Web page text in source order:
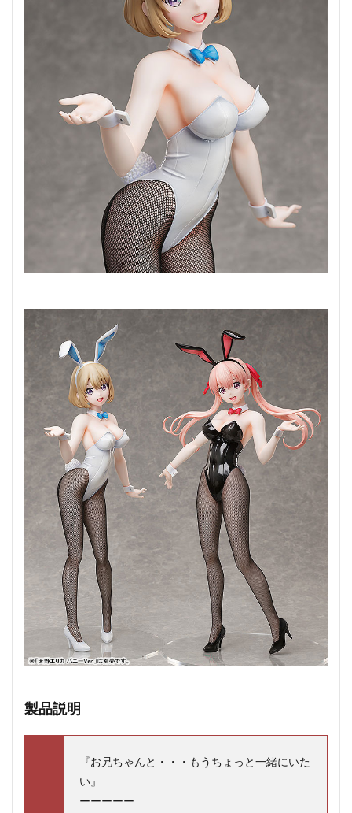
製品説明
『お兄ちゃんと・・・もうちょっと一緒にいた
い』
ーーーーー